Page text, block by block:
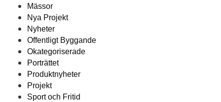
Mässor
Nya Projekt
Nyheter
Offentligt Byggande
Okategoriserade
Porträttet
Produktnyheter
Projekt
Sport och Fritid